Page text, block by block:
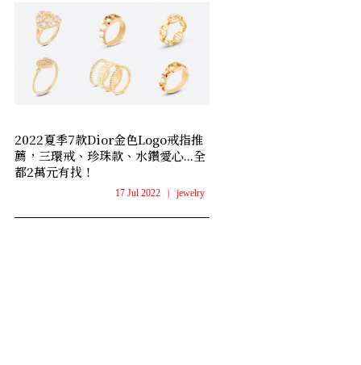
2022夏季7款Dior金色Logo戒指推
薦，三環戒、珍珠款、水鑽愛心...全
都2萬元有找！
17 Jul 2022 jewelry